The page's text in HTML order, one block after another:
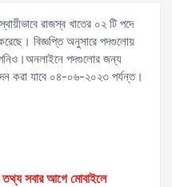
রাজস্ব খাতের ০২ টি পদে
বিজ্ঞপ্তি অনুসারে পদগুলোয়
পদগুলোর জন্য
যাবে ০৪-০৬-২০২৩ পর্যন্ত।
তথ্য সবার আগে মোবাইলে